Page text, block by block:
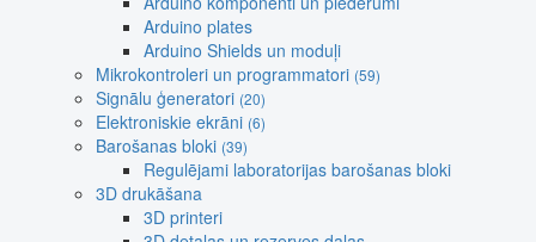
Arduino plates
Arduino Shields un moduļi
Mikrokontroleri un programmatori (59)
Signālu ģeneratori (20)
Elektroniskie ekrāni (6)
Barošanas bloki (39)
Regulējami laboratorijas barošanas bloki
3D drukāšana
3D printeri